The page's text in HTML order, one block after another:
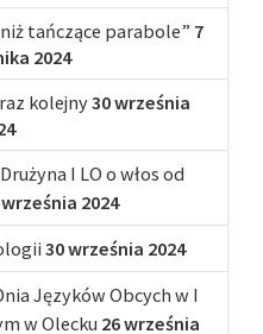
tańczące parabole” 7
2024
kolejny30 września
I LO o włos od
2024
30 września 2024
Języków Obcych w I
w Olecku 26 września